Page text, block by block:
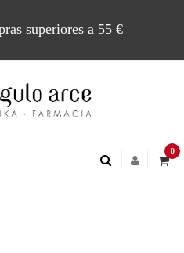
superiores a 55 €
0